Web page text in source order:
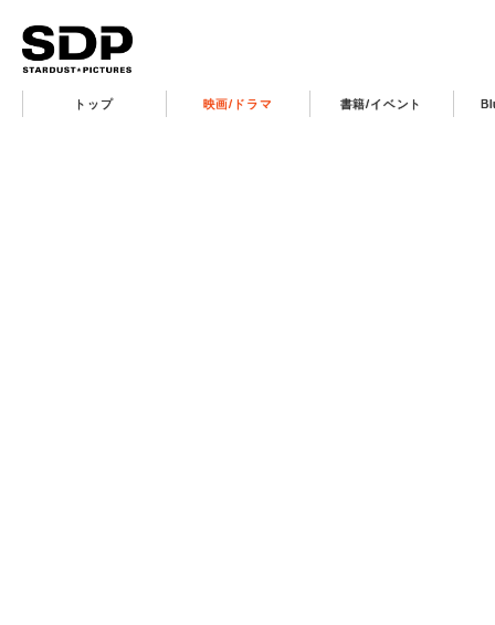
トップ 映画/ドラマ 書籍/イベント